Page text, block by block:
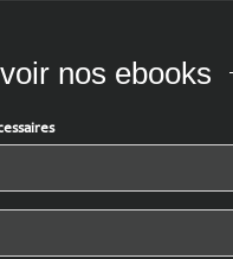
nos ebooks